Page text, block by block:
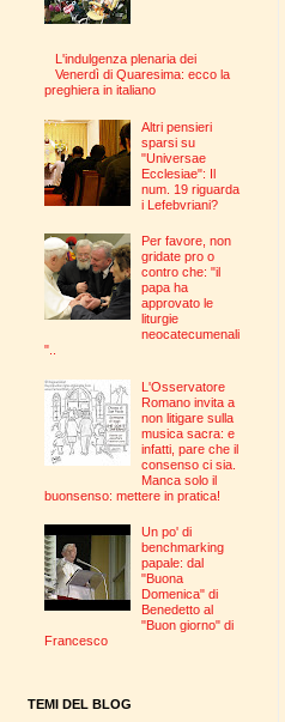
L'indulgenza plenaria dei
Venerdì di Quaresima: ecco la
preghiera in italiano
Altri pensieri
sparsi su
"Universae
Ecclesiae": Il
num. 19 riguarda
i Lefebvriani?
Per favore, non
gridate pro o
contro che: "il
papa ha
approvato le
liturgie
neocatecumenali
"..
L'Osservatore
Romano invita a
non litigare sulla
musica sacra: e
infatti, pare che il
consenso ci sia.
Manca solo il
buonsenso: mettere in pratica!
Un po' di
benchmarking
papale: dal
"Buona
Domenica" di
Benedetto al
"Buon giorno" di
Francesco
TEMI DEL BLOG